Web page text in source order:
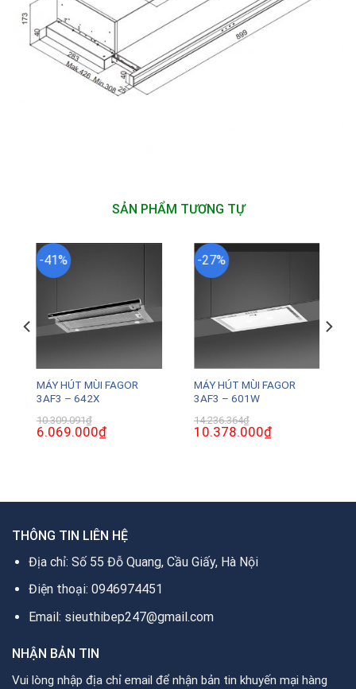
SẢN PHẨM TƯƠNG TỰ
-41%
MÁY HÚT MÙI FAGOR
3AF3 – 642X
10.309.091₫
Giá
gốc
6.069.000₫Giá
hiện
-27%
MÁY HÚT MÙI FAGOR
3AF3 – 601W
14.236.364₫
Giá
gốc
10.378.000₫Giá
hiện
THÔNG TIN LIÊN HỆ
Địa chỉ: Số 55 Đỗ Quang, Cầu Giấy, Hà Nội
Điện thoại: 0946974451
Email: sieuthibep247@gmail.com
NHẬN BẢN TIN
Vui lòng nhập địa chỉ email để nhận bản tin khuyến mại hàng